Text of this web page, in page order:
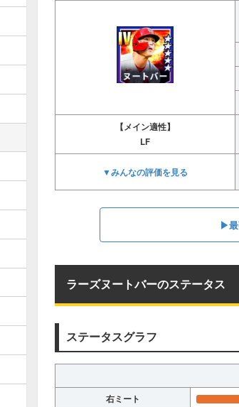
【メイン適性】
LF
▼みんなの評価を見る
▶︎最
ラーズヌートバーのステータス
ステータスグラフ
右ミート